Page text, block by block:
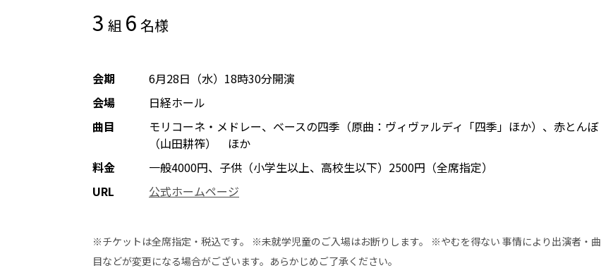
3 組 6 名様
会期
6月28日（水）18時30分開演
会場
日経ホール
曲目
モリコーネ・メドレー、ベースの四季（原曲：ヴィヴァルディ「四季」ほか）、赤とんぼ
（山田耕筰） ほか
料金
一般4000円、子供（小学生以上、高校生以下）2500円（全席指定）
URL
公式ホームページ
※チケットは全席指定・税込です。 ※未就学児童のご入場はお断りします。 ※やむを得ない 事情により出演者・曲
目などが変更になる場合がございます。あらかじめご了承ください。